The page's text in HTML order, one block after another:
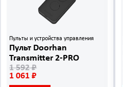
Пульты и устройства управления
Пульт Doorhan
Transmitter 2-PRO
1 592 ₽
1 061 ₽